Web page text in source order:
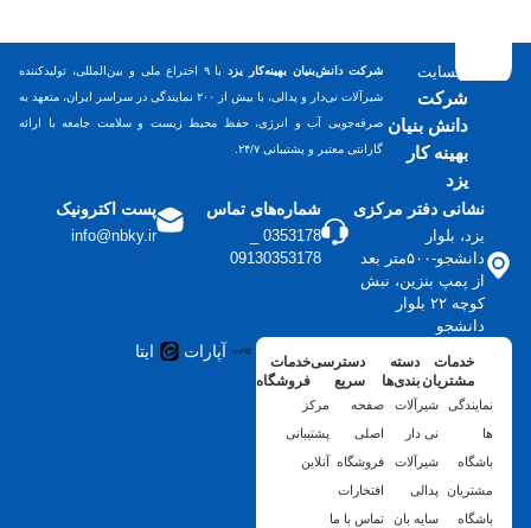
وبسایت
شرکت
دانش بنیان
بهینه کار
یزد
شرکت دانش‌بنیان بهینه‌کار یزد
با ۹ اختراع ملی و بین‌المللی، تولیدکننده
شیرآلات نی‌دار و پدالی، با بیش از ۲۰۰ نمایندگی در سراسر ایران، متعهد به
صرفه‌جویی آب و انرژی، حفظ محیط زیست و سلامت جامعه با ارائه
گارانتی معتبر و پشتیبانی ۲۴/۷.
نشانی دفتر مرکزی
یزد، بلوار
دانشجو-۵۰۰متر بعد
از پمپ بنزین، نبش
کوچه ۲۲ بلوار
دانشجو
شماره‌های تماس
09130353178
پست اکترونیک
info@nbky.ir
خدمات
مشتریان
نمایندگی
ها
باشگاه
مشتریان
باشگاه
دسته
بندی‌ها
شیرآلات
نی دار
شیرآلات
پدالی
سایه بان
دسترسی
سریع
صفحه
اصلی
فروشگاه
افتخارات
تماس با ما
خدمات
فروشگاه
مرکز
پشتیبانی
آنلاین
آپارات ایتا